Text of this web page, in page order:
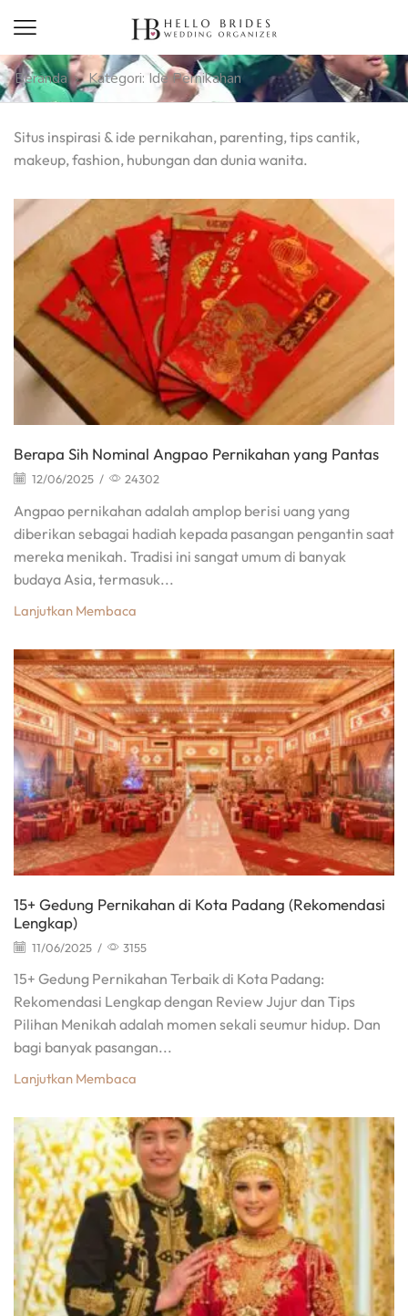
Beranda Kategori: Ide Pernikahan
Situs inspirasi & ide pernikahan, parenting, tips cantik,
makeup, fashion, hubungan dan dunia wanita.
Berapa Sih Nominal Angpao Pernikahan yang Pantas
12/06/2025 / 24302
Angpao pernikahan adalah amplop berisi uang yang
diberikan sebagai hadiah kepada pasangan pengantin saat
mereka menikah. Tradisi ini sangat umum di banyak
budaya Asia, termasuk...
Lanjutkan Membaca
15+ Gedung Pernikahan di Kota Padang (Rekomendasi
Lengkap)
11/06/2025 / 3155
15+ Gedung Pernikahan Terbaik di Kota Padang:
Rekomendasi Lengkap dengan Review Jujur dan Tips
Pilihan Menikah adalah momen sekali seumur hidup. Dan
bagi banyak pasangan...
Lanjutkan Membaca